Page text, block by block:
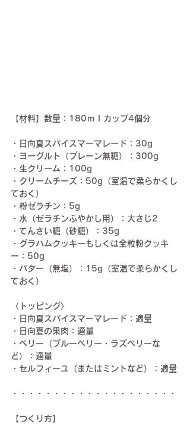
【材料】 数量：180ｍｌカップ4個分
・日向夏スパイスマーマレード：30g
・ヨーグルト（プレーン無糖）：300g
・生クリーム：100g
・クリームチーズ：50g（室温で柔らかくし
ておく）
・粉ゼラチン：5g
・水（ゼラチンふやかし用）：大さじ2
・てんさい糖（砂糖）：35g
・グラハムクッキーもしくは全粒粉クッキ
ー：50g
・バター（無塩）：15g（室温で柔らかくし
ておく）
〈トッピング〉
・日向夏スパイスマーマレード：適量
・日向夏の果肉：適量
・ベリー（ブルーベリー・ラズベリーな
ど）：適量
・セルフィーユ（またはミントなど）：適量
・・・・・・・・・・・・・・・・・・・・
【つくり方】